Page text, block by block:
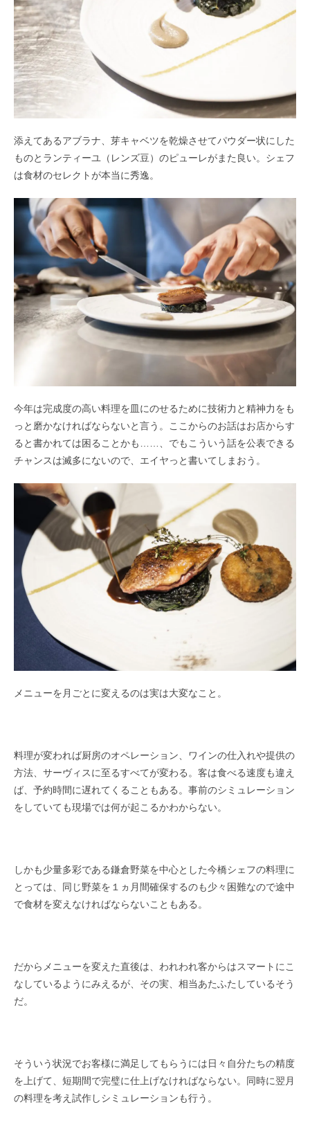
添えてあるアブラナ、芽キャベツを乾燥させてパウダー状にした
ものとランティーユ（レンズ豆）のピューレがまた良い。シェフ
は食材のセレクトが本当に秀逸。
今年は完成度の高い料理を皿にのせるために技術力と精神力をも
っと磨かなければならないと言う。ここからのお話はお店からす
ると書かれては困ることかも……、でもこういう話を公表できる
チャンスは滅多にないので、エイヤっと書いてしまおう。
メニューを月ごとに変えるのは実は大変なこと。
料理が変われば厨房のオペレーション、ワインの仕入れや提供の
方法、サーヴィスに至るすべてが変わる。客は食べる速度も違え
ば、予約時間に遅れてくることもある。事前のシミュレーション
をしていても現場では何が起こるかわからない。
しかも少量多彩である鎌倉野菜を中心とした今橋シェフの料理に
とっては、同じ野菜を１ヵ月間確保するのも少々困難なので途中
で食材を変えなければならないこともある。
だからメニューを変えた直後は、われわれ客からはスマートにこ
なしているようにみえるが、その実、相当あたふたしているそう
だ。
そういう状況でお客様に満足してもらうには日々自分たちの精度
を上げて、短期間で完璧に仕上げなければならない。同時に翌月
の料理を考え試作しシミュレーションも行う。